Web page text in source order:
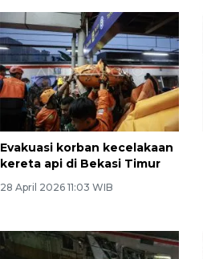
Evakuasi korban kecelakaan
kereta api di Bekasi Timur
28 April 2026 11:03 WIB